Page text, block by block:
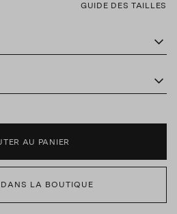
GUIDE DES TAILLES
AJOUTER AU PANIER
LA BOUTIQUE